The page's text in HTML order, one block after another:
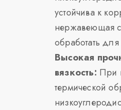
устойчива к
нержавеющая
обработать
Высокая
вязкость: При
термической